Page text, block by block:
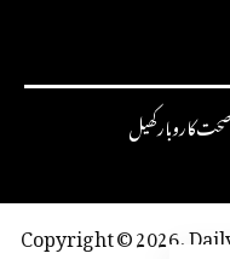
صحتکاروبارکھیل
Copyright © 2026,